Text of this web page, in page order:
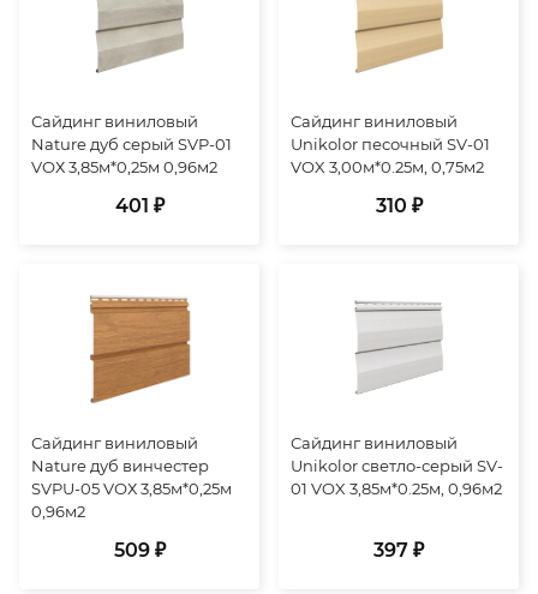
Сайдинг виниловый
Nature дуб серый SVP-01
VОХ 3,85м*0,25м 0,96м2
401 ₽
Сайдинг виниловый
Unikolor песочный SV-01
VOX 3,00м*0.25м, 0,75м2
310 ₽
Сайдинг виниловый
Nature дуб винчестер
SVPU-05 VОХ 3,85м*0,25м
0,96м2
509 ₽
Сайдинг виниловый
Unikolor светло-серый SV-
01 VOX 3,85м*0.25м, 0,96м2
397 ₽